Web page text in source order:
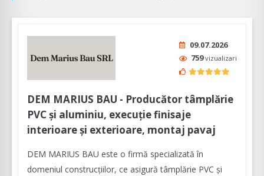
09.07.2026
759vizualizari
DEM MARIUS BAU - Producător tâmplărie
PVC și aluminiu, execuție finisaje
interioare și exterioare, montaj pavaj
DEM MARIUS BAU este o firmă specializată în
domeniul construcțiilor, ce asigură tâmplărie PVC și